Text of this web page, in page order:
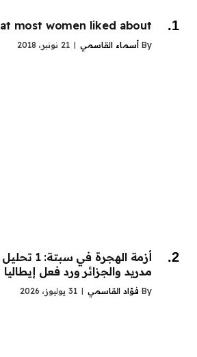
most women liked about
By أسماء القاسمي 21 نونبر، 2018
أزمة
مدريد والجزائر ورد فعل
By فؤاد القاسمي 31 يوليوز، 2026